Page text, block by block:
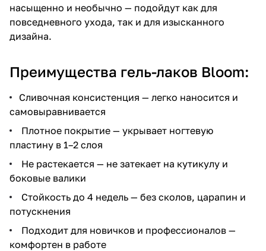
насыщенно и необычно — подойдут как для
повседневного ухода, так и для изысканного
дизайна.
Преимущества гель-лаков Bloom:
Сливочная консистенция — легко наносится и
самовыравнивается
Плотное покрытие — укрывает ногтевую
пластину в 1–2 слоя
Не растекается — не затекает на кутикулу и
боковые валики
Стойкость до 4 недель — без сколов, царапин и
потускнения
Подходит для новичков и профессионалов —
комфортен в работе